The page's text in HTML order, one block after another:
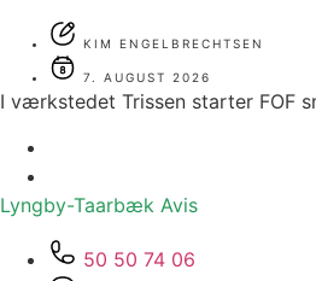
KIM ENGELBRECHTSEN
7. AUGUST 2026
I værkstedet Trissen starter FOF
Lyngby-Taarbæk Avis
50 50 74 06